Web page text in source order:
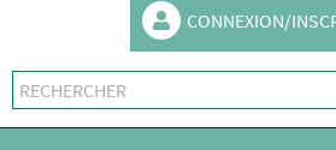
CONNEXION/